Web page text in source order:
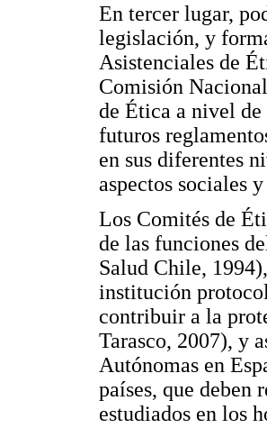
En tercer lugar,
legislación, y
Asistenciales de
Comisión
de Ética a nivel
futuros
en sus diferentes
aspectos sociales
Los Comités de
de las funciones
Salud Chile,
institución
contribuir a la
Tarasco, 2007), y
Autónomas en
países, que
estudiados en los